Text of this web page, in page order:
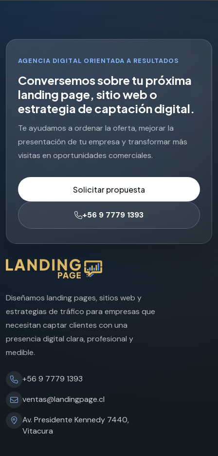
AGENCIA DIGITAL ORIENTADA A RESULTADOS
Conversemossobre tu próxima
landing page, sitioweb o
estrategia de captacióndigital.
Te ayudamos a ordenar la oferta, mejorar la
presentación de tu empresa y transformar más
visitas en oportunidades comerciales.
Solicitar propuesta
+56 9 7779 1393
Diseñamos landing pages, sitios web y
estrategias de tráfico para empresas que
necesitan captar clientes con una
presencia digital clara, profesional y
medible.
+56 9 7779 1393
ventas@landingpage.cl
Av. Presidente Kennedy 7440,
Vitacura